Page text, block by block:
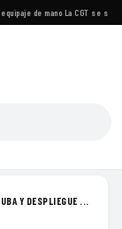
de mano· La CGT se
Y DESPLIEGUE ...